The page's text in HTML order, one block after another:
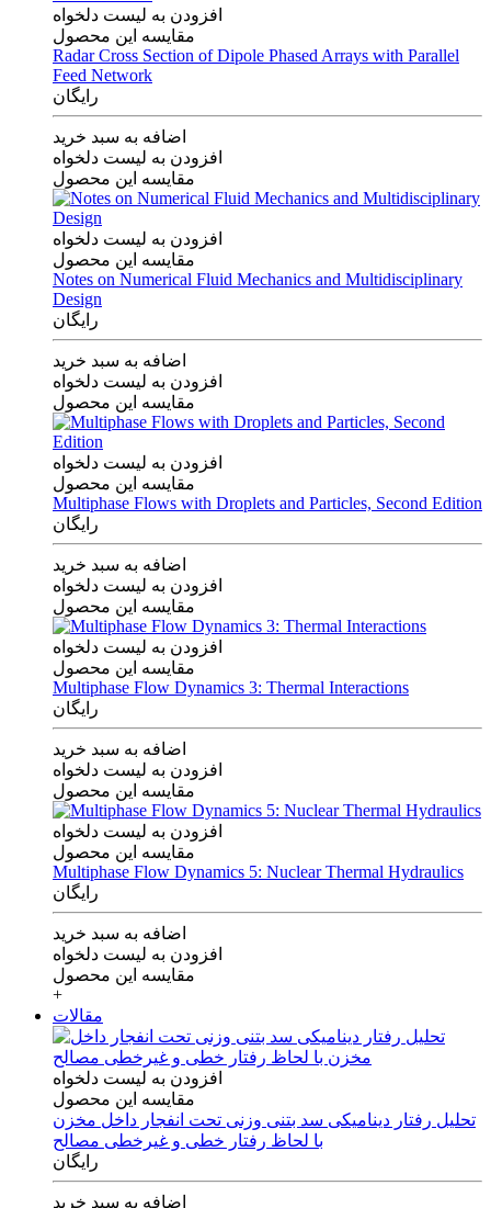
افزودن به لیست دلخواه
مقایسه این محصول
Radar Cross Section of Dipole Phased Arrays with Parallel
Feed Network
رایگان
اضافه به سبد خرید
افزودن به لیست دلخواه
مقایسه این محصول
افزودن به لیست دلخواه
مقایسه این محصول
Notes on Numerical Fluid Mechanics and Multidisciplinary
Design
رایگان
اضافه به سبد خرید
افزودن به لیست دلخواه
مقایسه این محصول
افزودن به لیست دلخواه
مقایسه این محصول
Multiphase Flows with Droplets and Particles, Second Edition
رایگان
اضافه به سبد خرید
افزودن به لیست دلخواه
مقایسه این محصول
افزودن به لیست دلخواه
مقایسه این محصول
Multiphase Flow Dynamics 3: Thermal Interactions
رایگان
اضافه به سبد خرید
افزودن به لیست دلخواه
مقایسه این محصول
افزودن به لیست دلخواه
مقایسه این محصول
Multiphase Flow Dynamics 5: Nuclear Thermal Hydraulics
رایگان
اضافه به سبد خرید
افزودن به لیست دلخواه
مقایسه این محصول
+
مقالات
افزودن به لیست دلخواه
مقایسه این محصول
تحلیل رفتار دینامیکی سد بتنی وزنی تحت انفجار داخل مخزن
با لحاظ رفتار خطی و غیرخطی مصالح
رایگان
اضافه به سبد خرید